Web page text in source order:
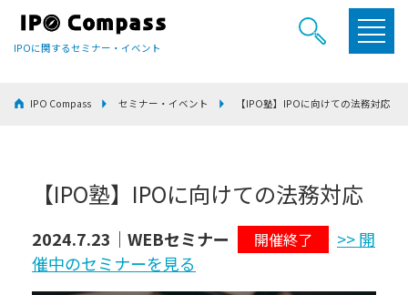
IPOに関するセミナー・イベント
IPO Compass セミナー・イベント 【IPO塾】IPOに向けての法務対応
【IPO塾】IPOに向けての法務対応
2024.7.23｜WEBセミナー 開催終了
>> 開
催中のセミナーを見る